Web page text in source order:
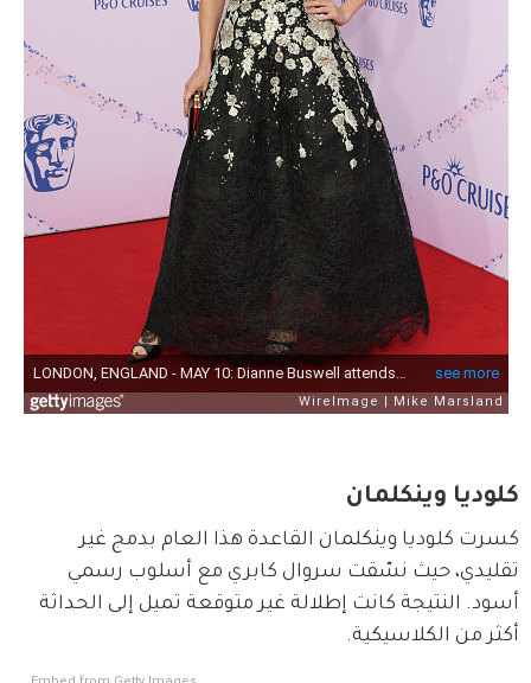
كلوديا وينكلمان
كسرت كلوديا وينكلمان القاعدة هذا العام بدمج غير
تقليدي، حيث نسّقت سروال كابري مع أسلوب رسمي
أسود. النتيجة كانت إطلالة غير متوقعة تميل إلى الحداثة
أكثر من الكلاسيكية.